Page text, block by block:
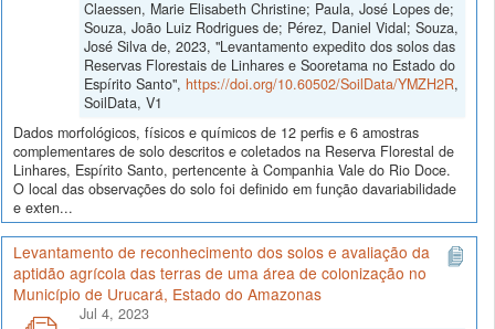
Claessen, Marie Elisabeth Christine; Paula, José Lopes de;
Souza, João Luiz Rodrigues de; Pérez, Daniel Vidal; Souza,
José Silva de, 2023, "Levantamento expedito dos solos das
Reservas Florestais de Linhares e Sooretama no Estado do
Espírito Santo", https://doi.org/10.60502/SoilData/YMZH2R,
SoilData, V1
Dados morfológicos, físicos e químicos de 12 perfis e 6 amostras
complementares de solo descritos e coletados na Reserva Florestal de
Linhares, Espírito Santo, pertencente à Companhia Vale do Rio Doce.
O local das observações do solo foi definido em função davariabilidade
e exten...
Levantamento de reconhecimento dos solos e avaliação da
aptidão agrícola das terras de uma área de colonização no
Município de Urucará, Estado do Amazonas
Jul 4, 2023